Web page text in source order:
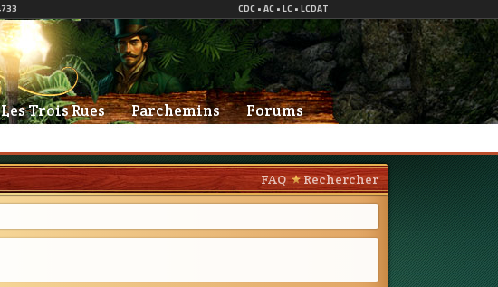
Les Trois Rues Parchemins Forums
FAQ Rechercher